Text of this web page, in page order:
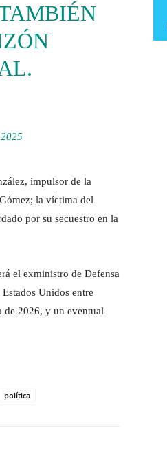
impulsor de la
la víctima del
por su secuestro en la
el exministro de Defensa
Unidos entre
de 2026, y un eventual
política